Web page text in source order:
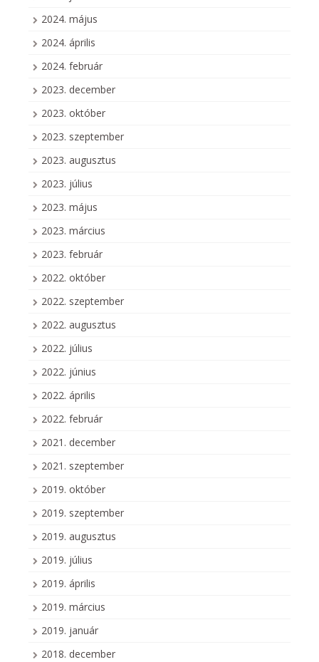
2024. május
2024. április
2024. február
2023. december
2023. október
2023. szeptember
2023. augusztus
2023. július
2023. május
2023. március
2023. február
2022. október
2022. szeptember
2022. augusztus
2022. július
2022. június
2022. április
2022. február
2021. december
2021. szeptember
2019. október
2019. szeptember
2019. augusztus
2019. július
2019. április
2019. március
2019. január
2018. december